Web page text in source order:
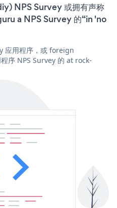
NPS Survey 或拥有声称
a NPS Survey 的“in 'no
应用程序，或 foreign
序 NPS Survey 的 at rock-